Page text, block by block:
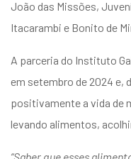
João das Missões,
Itacarambi e Bonito de
A parceria do Instituto
em setembro de 2024 e,
positivamente a vida de
levando alimentos,